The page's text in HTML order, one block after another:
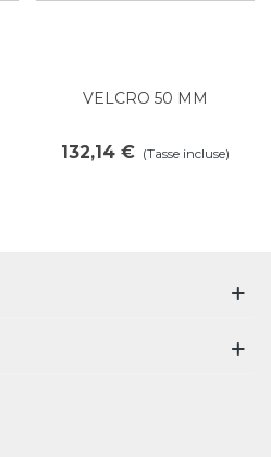
VELCRO 50 MM
132,14 € (Tasse incluse)